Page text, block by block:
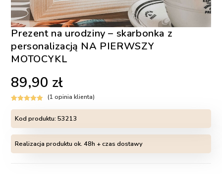
Prezent na urodziny – skarbonka z
personalizacją NA PIERWSZY
MOTOCYKL
89,90 zł
5.00
na 5 na
podstawie
oceny klienta
(1 opinia klienta)
Kod produktu:53213
Realizacja produktu ok. 48h + czas dostawy